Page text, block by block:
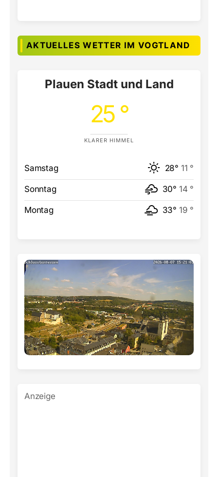
AKTUELLES WETTER IM VOGTLAND
Plauen Stadt und Land
25 °
KLARER HIMMEL
Samstag 28° 11 °
Sonntag 30° 14 °
Montag 33° 19 °
Anzeige